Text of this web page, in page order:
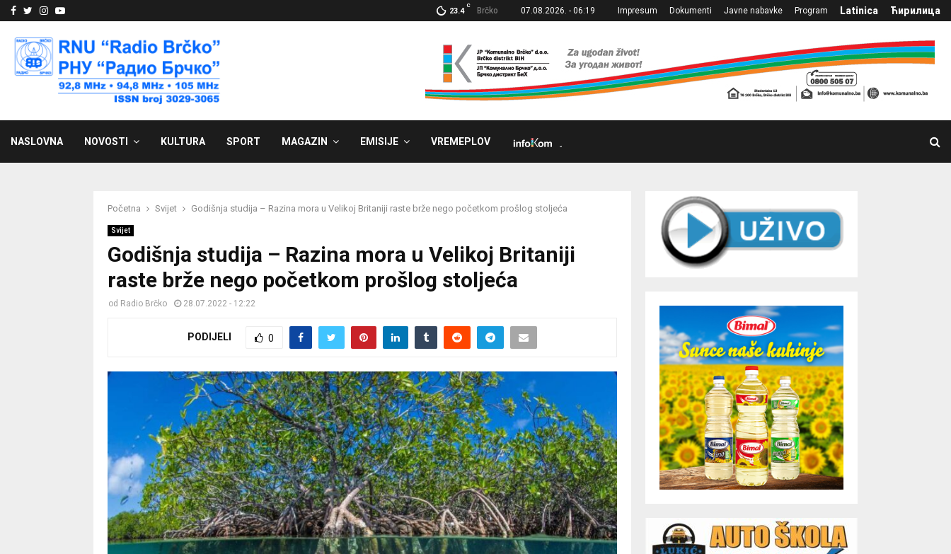
Facebook
Twitter
Instagram
Youtube 23.4
C
Brčko 07.08.2026. - 06:19 Impresum Dokumenti Javne nabavke Program Latinica Ћирилица
NASLOVNA NOVOSTI KULTURA SPORT MAGAZIN EMISIJE VREMEPLOV
Početna Svijet Godišnja studija – Razina mora u Velikoj Britaniji raste brže nego početkom prošlog stoljeća
Svijet
Godišnja studija – Razina mora u Velikoj Britaniji
raste brže nego početkom prošlog stoljeća
od Radio Brčko 28.07.2022 - 12:22
PODIJELI 0